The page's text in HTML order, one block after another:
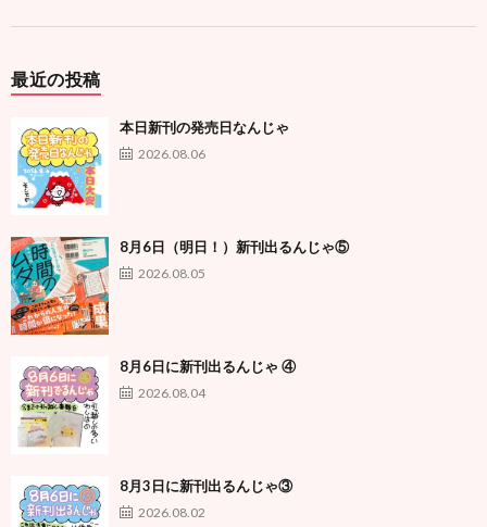
最近の投稿
本日新刊の発売日なんじゃ
2026.08.06
8月6日（明日！）新刊出るんじゃ⑤
2026.08.05
8月6日に新刊出るんじゃ ④
2026.08.04
8月3日に新刊出るんじゃ③
2026.08.02